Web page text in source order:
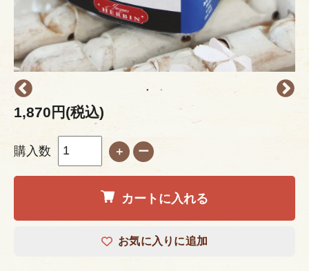
1,870円(税込)
購入数 ＋ ー
カートに入れる
お気に入りに追加